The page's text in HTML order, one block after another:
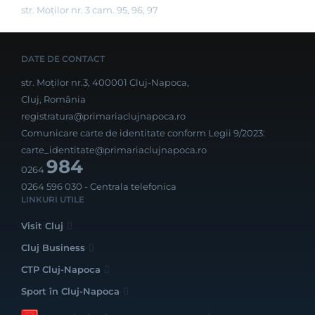
str. Moților nr. 3 cam. 95, 96, 97
DATE DE CONTACT
str. Moților nr.3, 400001 Cluj-Napoca,
Cluj, România
registratura@primariaclujnapoca.ro
Comunicare carte de identitate conform Legii 9/2023:
carte_identitate@primariaclujnapoca.ro
0264984
0264 596 030 - Centrala telefonica
LINKURI UTILE
Visit Cluj
Cluj Business
CTP Cluj-Napoca
Sport în Cluj-Napoca